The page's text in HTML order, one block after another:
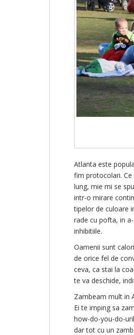
Atlanta este
fim protocolari. Ce
lung, mie mi se
intr-o mirare
tipelor de culoare
rade cu pofta, in
inhibitiile.
Oamenii sunt
de orice fel de
ceva, ca stai la
te va deschide,
Zambeam mult in
Ei te imping sa
how-do-you-do-
dar tot cu un